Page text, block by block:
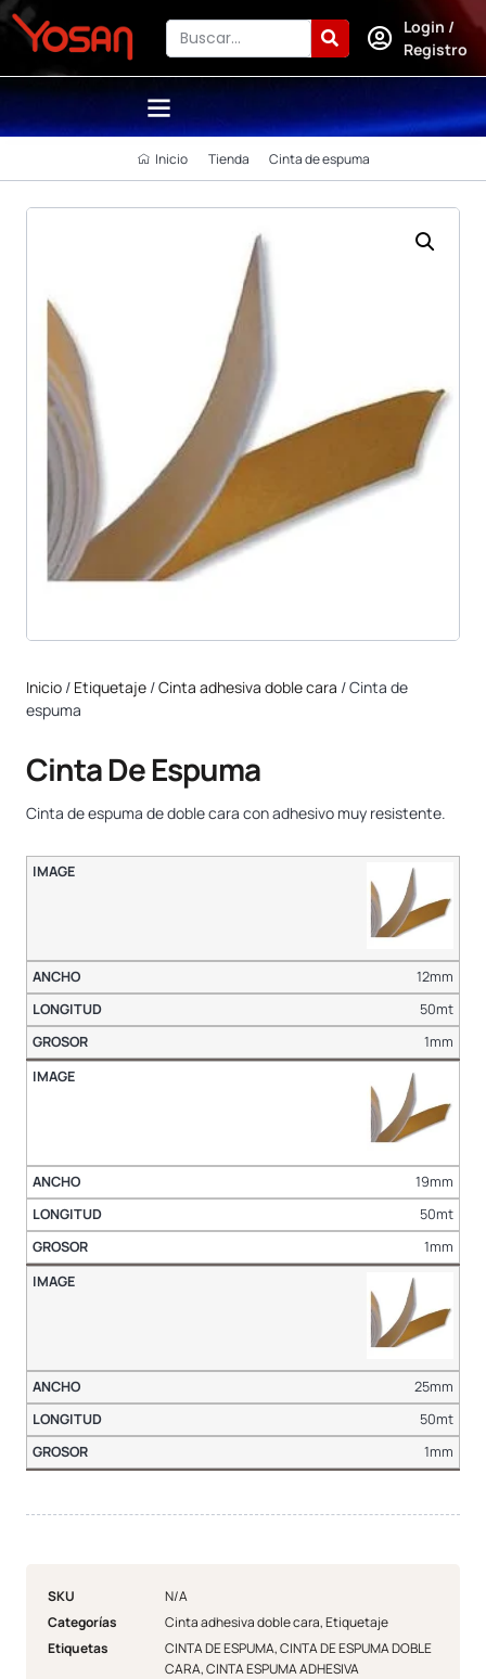
Login /
Registro
Inicio Tienda Cinta de espuma
Inicio / Etiquetaje /Cinta adhesiva doble cara / Cinta de
espuma
Cinta De Espuma
Cinta de espuma de doble cara con adhesivo muy resistente.
12mm
50mt
1mm
19mm
50mt
1mm
25mm
50mt
1mm
SKU
N/A
Categorías
Cinta adhesiva doble cara,Etiquetaje
Etiquetas
CINTA DE ESPUMA,CINTA DE ESPUMA DOBLE
CARA,CINTA ESPUMA ADHESIVA